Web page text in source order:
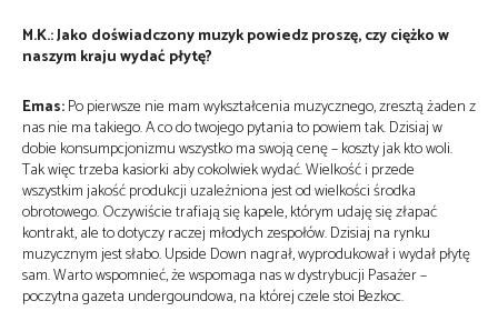
M.K.: Jako doświadczony muzyk powiedz proszę, czy ciężko w
naszym kraju wydać płytę?
Emas:Po pierwsze nie mam wykształcenia muzycznego, zresztą żaden z
nas nie ma takiego. A co do twojego pytania to powiem tak. Dzisiaj w
dobie konsumpcjonizmu wszystko ma swoją cenę – koszty jak kto woli.
Tak więc trzeba kasiorki aby cokolwiek wydać. Wielkość i przede
wszystkim jakość produkcji uzależniona jest od wielkości środka
obrotowego. Oczywiście trafiają się kapele, którym udaję się złapać
kontrakt, ale to dotyczy raczej młodych zespołów. Dzisiaj na rynku
muzycznym jest słabo. Upside Down nagrał, wyprodukował i wydał płytę
sam. Warto wspomnieć, że wspomaga nas w dystrybucji Pasażer –
poczytna gazeta undergoundowa, na której czele stoi Bezkoc.